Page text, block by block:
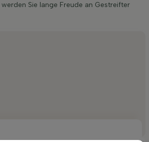
Sie lange Freude an Gestreifter